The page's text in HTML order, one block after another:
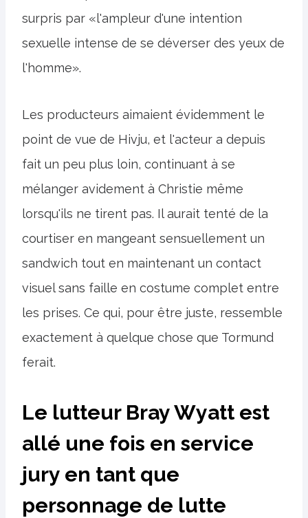
surpris par «l'ampleur d'une intention
sexuelle intense de se déverser des yeux de
l'homme».
Les producteurs aimaient évidemment le
point de vue de Hivju, et l'acteur a depuis
fait un peu plus loin, continuant à se
mélanger avidement à Christie même
lorsqu'ils ne tirent pas. Il aurait tenté de la
courtiser en mangeant sensuellement un
sandwich tout en maintenant un contact
visuel sans faille en costume complet entre
les prises. Ce qui, pour être juste, ressemble
exactement à quelque chose que Tormund
ferait.
Le lutteur Bray Wyatt est
allé une fois en service
jury en tant que
personnage de lutte